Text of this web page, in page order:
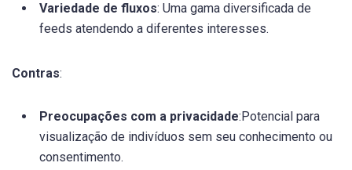
Variedade de fluxos: Uma gama diversificada de
feeds atendendo a diferentes interesses.
Contras:
Preocupações com a privacidade:Potencial para
visualização de indivíduos sem seu conhecimento ou
consentimento.